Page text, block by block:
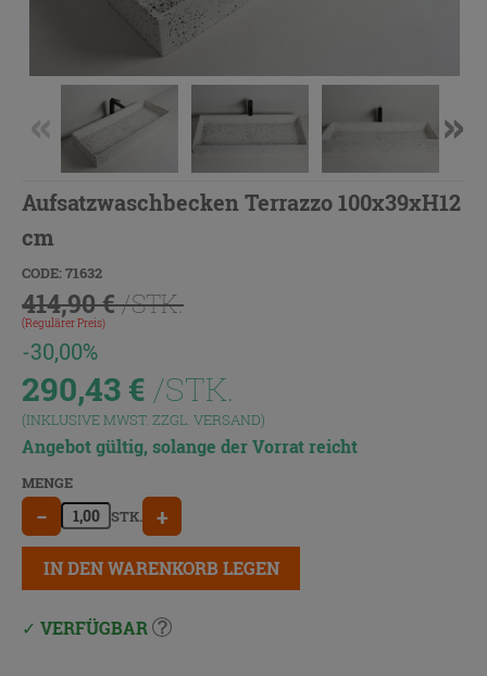
Aufsatzwaschbecken Terrazzo 100x39xH12
cm
CODE: 71632
414,90 €/STK.
(Regulärer Preis)
-30,00%
290,43 € /STK.
(INKLUSIVE MWST. ZZGL. VERSAND)
Angebot gültig, solange der Vorrat reicht
MENGE
− STK. +
IN DEN WARENKORB LEGEN
VERFÜGBAR